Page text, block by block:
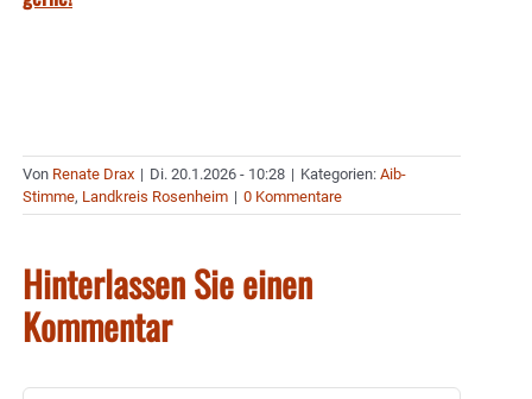
Von Renate Drax | Di. 20.1.2026 - 10:28 | Kategorien: Aib-
Stimme, Landkreis Rosenheim | 0 Kommentare
Hinterlassen Sie einen
Kommentar